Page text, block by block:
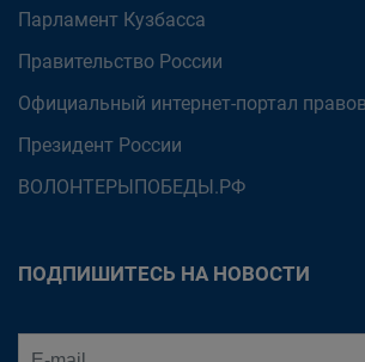
Парламент Кузбасса
Правительство России
Официальный интернет-портал
Президент России
ВОЛОНТЕРЫПОБЕДЫ.РФ
ПОДПИШИТЕСЬ НА НОВОСТИ